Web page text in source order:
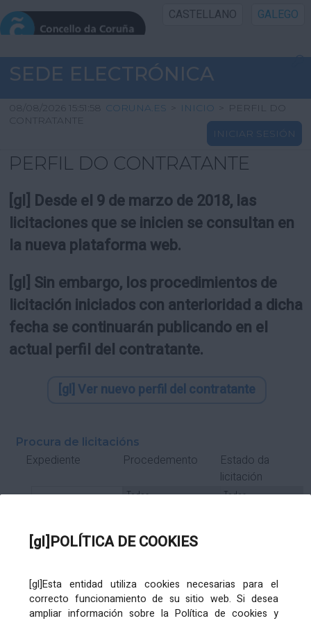
[gl]POLÍTICA DE COOKIES
[gl]Esta entidad utiliza cookies necesarias para el
correcto funcionamiento de su sitio web. Si desea
ampliar información sobre la Política de cookies y
CASTELLANO GALEGO
INICIO SEDE
INICIO
INFORMACIÓN PÚBLICA
UTILIDADES
SEDE ELECTRÓNICA
08/08/2026 15:51:58 CORUNA.ES > INICIO > PERFIL DO
CONTRATANTE
INICIAR SESIÓN
PERFIL DO CONTRATANTE
[gl] Desde el 9 de marzo de 2018, las
licitaciones que se inicien se consultan en
la nueva plataforma web.
[gl] Sin embargo, los procedimientos de
licitación iniciados con anterioridad a dicha
fecha se continuarán publicando en el
actual perfil del contratante.
[gl] Ver nuevo perfil del contratante
Procura de licitacións
Expediente Procedemento
Estado da
licitación
Subcontrato Tramitación
Órgano de contratación Título